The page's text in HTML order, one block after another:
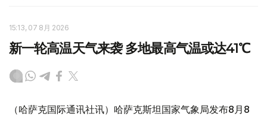
15:13, 07 8月 2026
新一轮高温天气来袭 多地最高气温或达41℃
（哈萨克国际通讯社讯）哈萨克斯坦国家气象局发布8月8